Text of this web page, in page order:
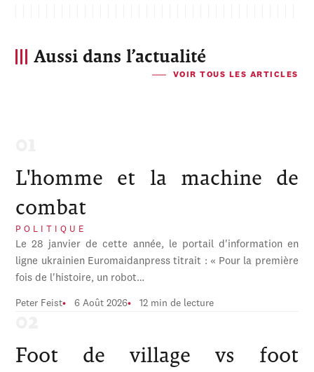
Aussi dans l’actualité
VOIR TOUS LES ARTICLES
L'homme et la machine de
combat
POLITIQUE
Le 28 janvier de cette année, le portail d'information en
ligne ukrainien Euromaidanpress titrait : « Pour la première
fois de l'histoire, un robot…
Peter Feist 6 Août 2026 12 min de lecture
Foot de village vs foot